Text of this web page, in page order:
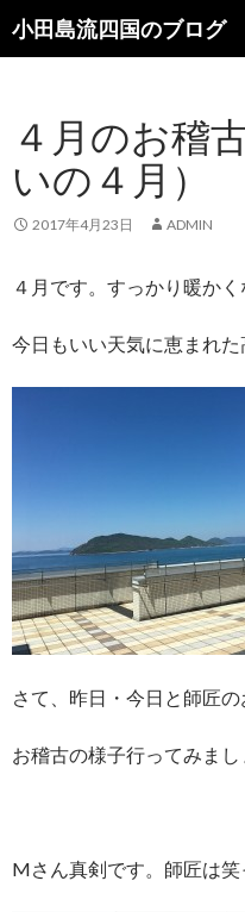
小田島流四国のブログ
検索
４月のお稽
いの４月）
2017年4月23日 ADMIN
４月です。すっかり暖かく
今日もいい天気に恵まれた
さて、昨日・今日と師匠の
お稽古の様子行ってみまし
Mさん真剣です。師匠は笑